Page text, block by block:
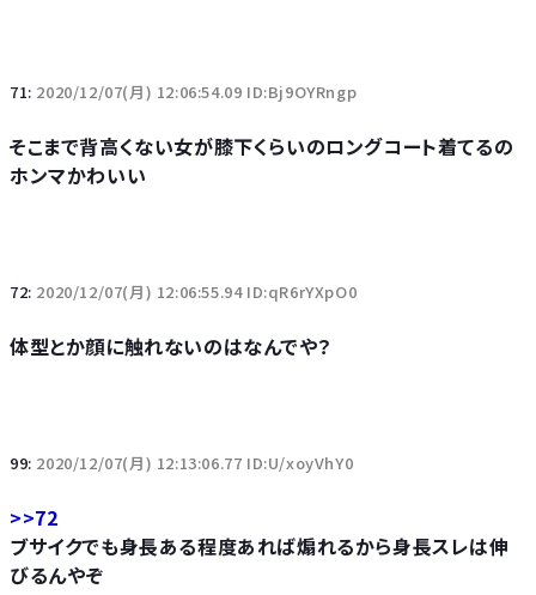
71: 2020/12/07(月) 12:06:54.09 ID:Bj9OYRngp
そこまで背高くない女が膝下くらいのロングコート着てるの
ホンマかわいい
72: 2020/12/07(月) 12:06:55.94 ID:qR6rYXpO0
体型とか顔に触れないのはなんでや？
99: 2020/12/07(月) 12:13:06.77 ID:U/xoyVhY0
>>72
ブサイクでも身長ある程度あれば煽れるから身長スレは伸
びるんやぞ